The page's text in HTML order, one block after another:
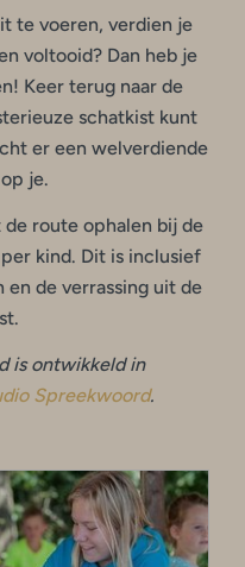
te voeren, verdien je
voltooid? Dan heb je
Keer terug naar de
schatkist kunt
er een welverdiende
je.
route ophalen bij de
kind. Dit is inclusief
de verrassing uit de
is ontwikkeld in
Spreekwoord.